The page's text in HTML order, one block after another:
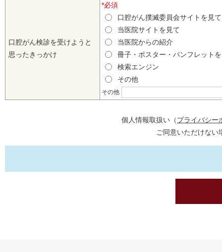
口腔がん検診を受けようと
思ったきっかけ
*必須
口腔がん撲滅委員会サイトを見
当医院サイトを見て
当医院からの紹介
冊子・ポスター・パンフレット
検索エンジン
その他
その他
個人情報取扱い（プライバシー
ご同意いただけない